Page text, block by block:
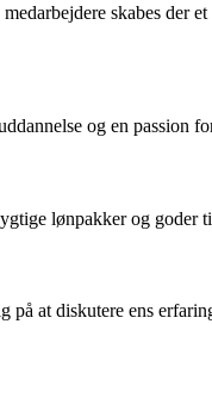
skabes der
og en passion
lønpakker og goder
på at diskutere ens